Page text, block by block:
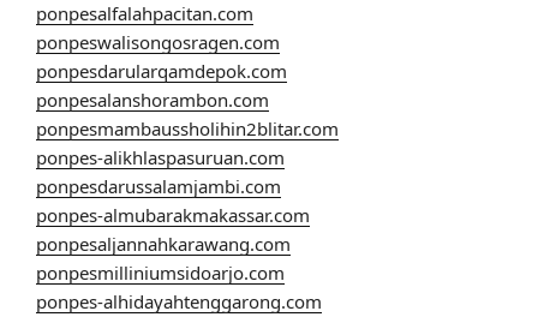
ponpesalfalahpacitan.com
ponpeswalisongosragen.com
ponpesdarularqamdepok.com
ponpesalanshorambon.com
ponpesmambaussholihin2blitar.com
ponpes-alikhlaspasuruan.com
ponpesdarussalamjambi.com
ponpes-almubarakmakassar.com
ponpesaljannahkarawang.com
ponpesmilliniumsidoarjo.com
ponpes-alhidayahtenggarong.com